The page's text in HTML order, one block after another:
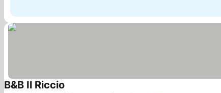
B&B Il Riccio